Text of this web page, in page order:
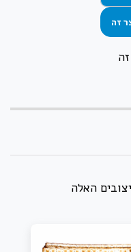
זה
האלה